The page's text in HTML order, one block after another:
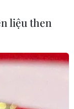
liệu then